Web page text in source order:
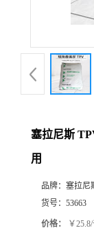
塞拉尼斯
用
品牌： 塞拉尼
货号： 53663
价格： ￥